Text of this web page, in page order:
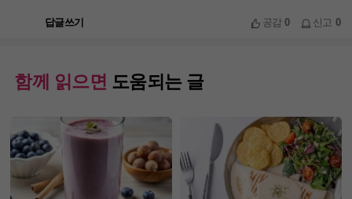
답글쓰기 공감0 신고 0
함께 읽으면 도움되는 글